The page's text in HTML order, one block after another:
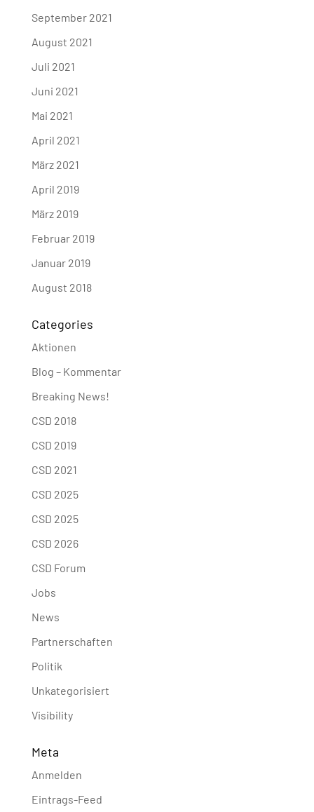
September 2021
August 2021
Juli 2021
Juni 2021
Mai 2021
April 2021
März 2021
April 2019
März 2019
Februar 2019
Januar 2019
August 2018
Categories
Aktionen
Blog – Kommentar
Breaking News!
CSD 2018
CSD 2019
CSD 2021
CSD 2025
CSD 2025
CSD 2026
CSD Forum
Jobs
News
Partnerschaften
Politik
Unkategorisiert
Visibility
Meta
Anmelden
Eintrags-Feed